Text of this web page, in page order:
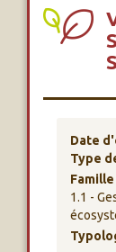
Date
Type
1.1 -